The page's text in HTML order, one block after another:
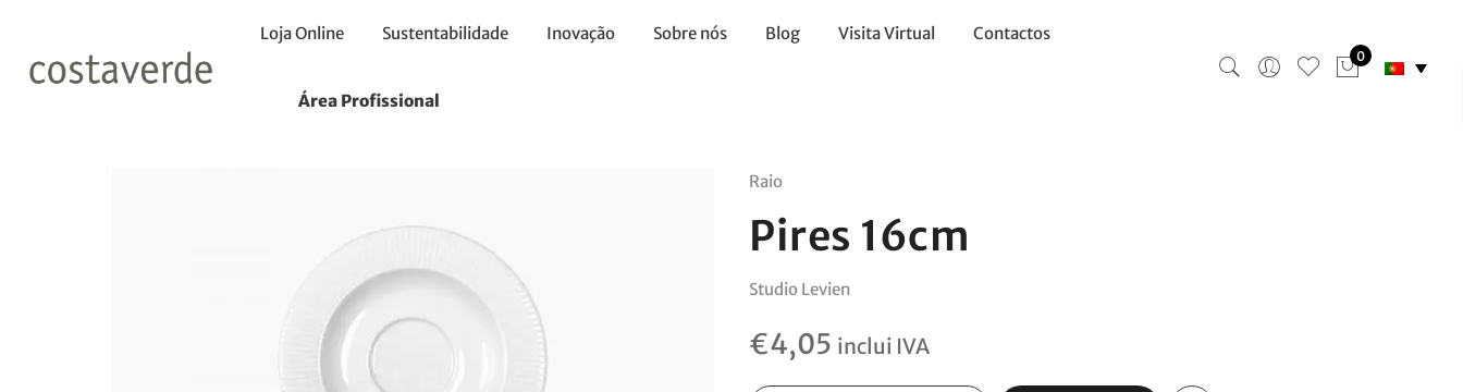
Loja Online Sustentabilidade Inovação Sobre nós Blog Visita Virtual Contactos
Área Profissional
0
Raio
Pires 16cm
Studio Levien
€4,05 inclui IVA